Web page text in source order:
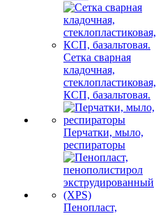
Сетка сварная
кладочная,
стеклопластиковая,
КСП, базальтовая.
Перчатки, мыло,
респираторы
Пенопласт,